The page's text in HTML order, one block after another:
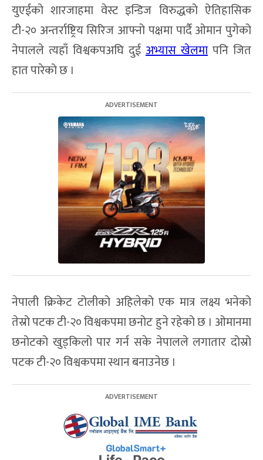
युएईको शारजाहमा वेस्ट इन्डिज विरुद्धको ऐतिहासिक
टी-२० अन्तर्राष्ट्रिय सिरिज आफ्नो पक्षमा पार्दै ओमान पुगेको
नेपालले त्यहाँ विश्वकपअघि दुई अभ्यास खेलमा पनि जित
हात पारेको छ ।
नेपाली क्रिकेट टोलीको अहिलेको एक मात्र लक्ष्य भनेको
तेस्रो पटक टी-२० विश्वकपमा छनोट हुने रहेको छ । ओमानमा
छनोटको खुड्किलो पार गर्न सके नेपालले लगातार दोस्रो
पटक टी-२० विश्वकपमा स्थान बनाउनेछ ।